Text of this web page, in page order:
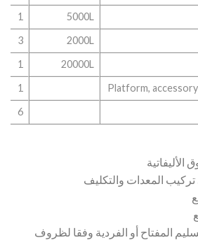
5000L
1
2000L
3
20000L
1
Platform,
1
6
الأليفاتية
المعدات والتكليف
المفتاح أو الفردية وفقا لظروف